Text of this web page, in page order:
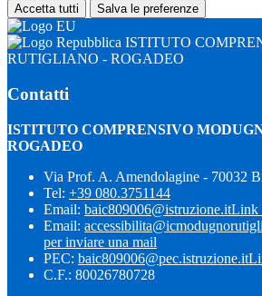
Accetta tutti Salva le preferenze
ISTITUTO
RUTIGLIANO - ROGADEO
Contatti
ISTITUTO COMPRENSIVO
ROGADEO
Via Prof. A. Amendolagine - 70032
Tel: +39 080.3751144
Email: baic809006@istruzione.itLink
Email:
per inviare una mail
PEC: baic809006@pec.istruzione.it
C.F.: 80026780728